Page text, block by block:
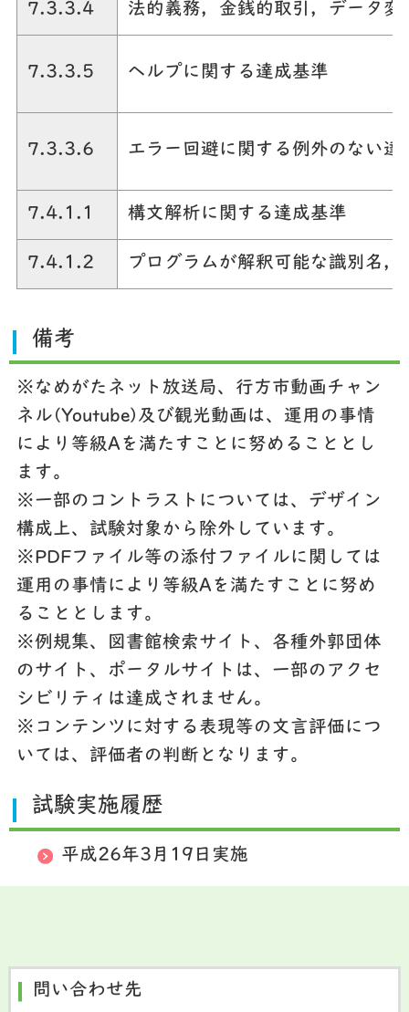
7.3.3.4 法的義務，金銭的取引，データ
7.3.3.5 ヘルプに関する達成基準
7.3.3.6 エラー回避に関する例外のない達
7.4.1.1 構文解析に関する達成基準
7.4.1.2 プログラムが解釈可能な識別名
備考
※なめがたネット放送局、行方市動画チャン
ネル(Youtube)及び観光動画は、運用の事情
により等級Aを満たすことに努めることとし
ます。
※一部のコントラストについては、デザイン
構成上、試験対象から除外しています。
※PDFファイル等の添付ファイルに関しては
運用の事情により等級Aを満たすことに努め
ることとします。
※例規集、図書館検索サイト、各種外郭団体
のサイト、ポータルサイトは、一部のアクセ
シビリティは達成されません。
※コンテンツに対する表現等の文言評価につ
いては、評価者の判断となります。
試験実施履歴
平成26年3月19日実施
問い合わせ先